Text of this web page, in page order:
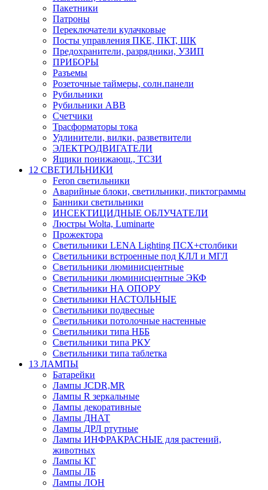
Пакетники
Патроны
Переключатели кулачковые
Посты управления ПКЕ, ПКТ, ШК
Предохранители, разрядники, УЗИП
ПРИБОРЫ
Разъемы
Розеточные таймеры, солн.панели
Рубильники
Рубильники ABB
Счетчики
Трасформаторы тока
Удлинители, вилки, разветвители
ЭЛЕКТРОДВИГАТЕЛИ
Ящики понижающ., ТСЗИ
12 СВЕТИЛЬНИКИ
Feron светильники
Аварийные блоки, светильники, пиктограммы
Банники светильники
ИНСЕКТИЦИДНЫЕ ОБЛУЧАТЕЛИ
Люстры Wolta, Luminarte
Прожектора
Светильники LENA Lighting ПСХ+столбики
Светильники встроенные под КЛЛ и МГЛ
Светильники люминисцентные
Светильники люминисцентные ЭКФ
Светильники НА ОПОРУ
Светильники НАСТОЛЬНЫЕ
Светильники подвесные
Светильники потолочные настенные
Светильники типа НББ
Светильники типа РКУ
Светильники типа таблетка
13 ЛАМПЫ
Батарейки
Лампы JCDR,MR
Лампы R зеркальные
Лампы декоративные
Лампы ДНАТ
Лампы ДРЛ ртутные
Лампы ИНФРАКРАСНЫЕ для растений,
животных
Лампы КГ
Лампы ЛБ
Лампы ЛОН